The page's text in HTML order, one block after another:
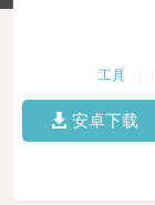
工具
安卓下载